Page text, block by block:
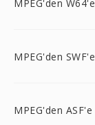
MPEG'den W64'e
MPEG'den SWF'e
MPEG'den ASF'e